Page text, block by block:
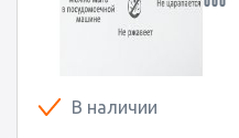
В наличии